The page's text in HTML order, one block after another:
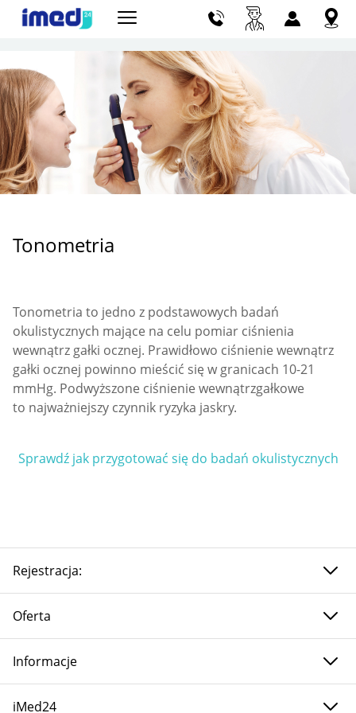
Tonometria
Tonometria to jedno z podstawowych badań
okulistycznych mające na celu pomiar ciśnienia
wewnątrz gałki ocznej. Prawidłowo ciśnienie wewnątrz
gałki ocznej powinno mieścić się w granicach 10-21
mmHg. Podwyższone ciśnienie wewnątrzgałkowe
to najważniejszy czynnik ryzyka jaskry.
Sprawdź jak przygotować się do badań okulistycznych
Rejestracja:
Oferta
Informacje
iMed24